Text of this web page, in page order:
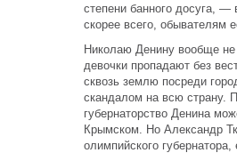
степени банного досуга,
скорее всего, обывателям
Николаю Денину вообще
девочки пропадают без
сквозь землю посреди
скандалом на всю страну.
губернаторство Денина
Крымском. Но Александр
олимпийского